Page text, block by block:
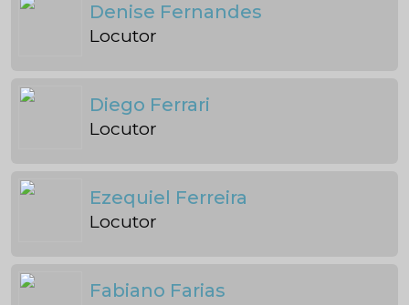
Denise Fernandes
Locutor
Diego Ferrari
Locutor
Ezequiel Ferreira
Locutor
Fabiano Farias